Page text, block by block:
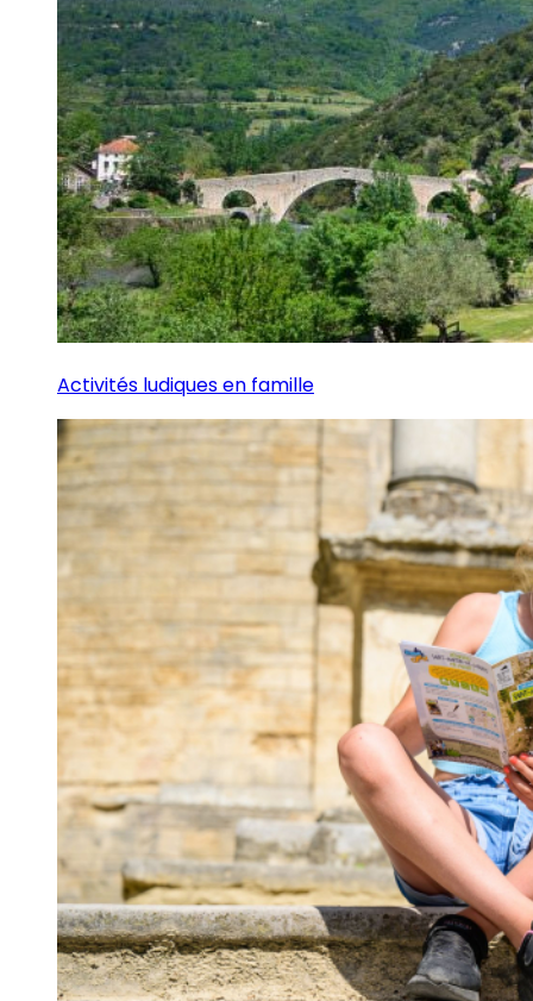
Activités ludiques en famille